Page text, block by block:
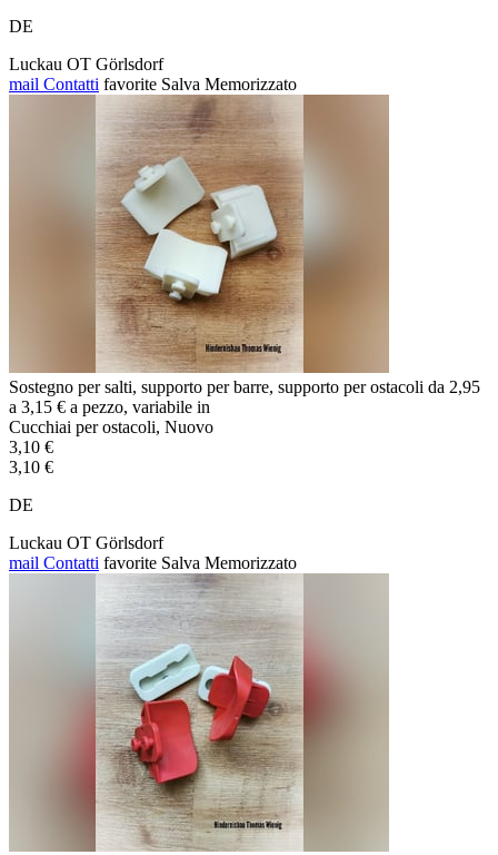
DE
Luckau OT Görlsdorf
mail Contatti favorite Salva Memorizzato
Sostegno per salti, supporto per barre, supporto per ostacoli da 2,95
a 3,15 € a pezzo, variabile in
Cucchiai per ostacoli, Nuovo
3,10 €
3,10 €
DE
Luckau OT Görlsdorf
mail Contatti favorite Salva Memorizzato